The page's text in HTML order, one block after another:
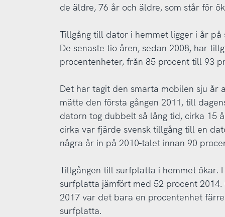
de äldre, 76 år och äldre, som står för
Tillgång till dator i hemmet ligger i år på
De senaste tio åren, sedan 2008, har
procentenheter, från 85 procent till 93
Det har tagit den smarta mobilen sju år
mätte den första gången 2011, till
datorn tog dubbelt så lång tid, cirka 15
cirka var fjärde svensk tillgång till en
några år in på 2010-talet innan 90
Tillgången till surfplatta i hemmet ökar.
surfplatta jämfört med 52 procent
2017 var det bara en procentenhet
surfplatta.